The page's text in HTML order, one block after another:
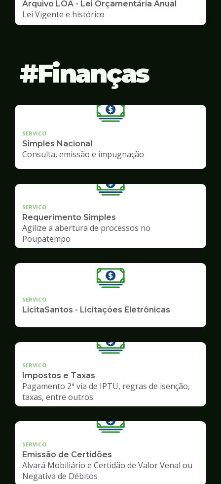
Arquivo LOA - Lei Orçamentária Anual
Lei Vigente e histórico
Finanças
SERVICO
Simples Nacional
Consulta, emissão e impugnação
SERVICO
Requerimento Simples
Agilize a abertura de processos no
Poupatempo
SERVICO
LicitaSantos - Licitações Eletrônicas
SERVICO
Impostos e Taxas
Pagamento 2ª via de IPTU, regras de isenção,
taxas, entre outros
SERVICO
Emissão de Certidões
Alvará Mobiliário e Certidão de Valor Venal ou
Negativa de Débitos